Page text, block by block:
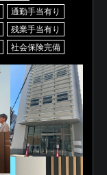
通勤手当有り
残業手当有り
社会保険完備